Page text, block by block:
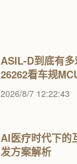
ASIL-D到底有
26262看车规
2026/8/7 12:22:43
AI医疗时代下的
发方案解析